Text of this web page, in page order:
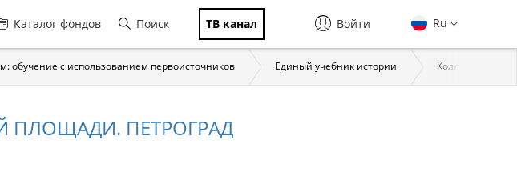
Каталог фондов Поиск ТВ канал Ru
Войти
обучение с использованием первоисточников Единый учебник истории Коллекции
ПЛОЩАДИ. ПЕТРОГРАД